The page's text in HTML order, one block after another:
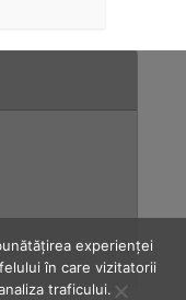
experienței
în care vizitatorii
traficului.